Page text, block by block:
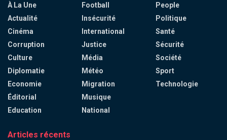
À La Une
Actualité
Cinéma
Corruption
Culture
Diplomatie
Economie
Éditorial
Education
Football
Insécurité
International
Justice
Média
Météo
Migration
Musique
National
People
Politique
Santé
Sécurité
Société
Sport
Technologie
Articles récents